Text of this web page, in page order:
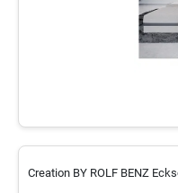
Creation BY ROLF BENZ